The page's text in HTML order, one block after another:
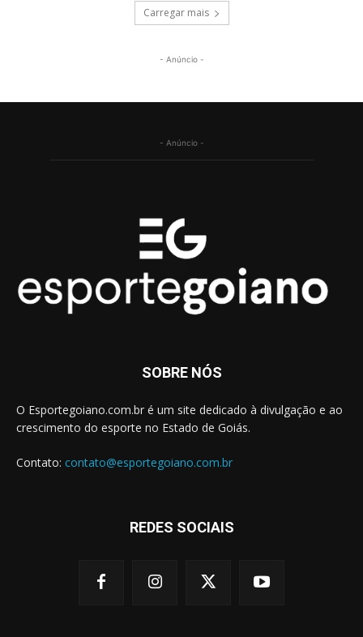
Carregar mais
- Anúncio -
- Anúncio -
SOBRE NÓS
O Esportegoiano.com.br é um site dedicado à divulgação e ao
crescimento do esporte no Estado de Goiás.
Contato: contato@esportegoiano.com.br
REDES SOCIAIS